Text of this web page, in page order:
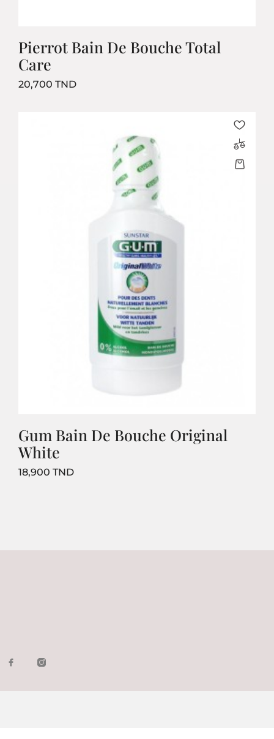
Pierrot Bain De Bouche Total
Care
20,700 TNDPrix
Gum Bain De Bouche Original
White
18,900 TNDPrix